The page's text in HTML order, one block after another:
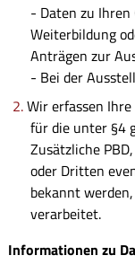
- Daten zu
Weiterbildung
Anträgen zur
- Bei der
Wir erfassen
für die unter §4
Zusätzliche
oder Dritten
bekannt
verarbeitet.
Informationen zu